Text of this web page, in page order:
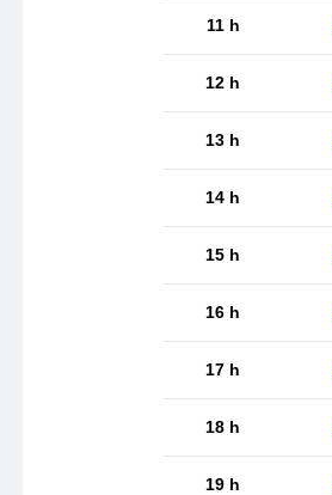
11 h
12 h
13 h
14 h
15 h
16 h
17 h
18 h
19 h